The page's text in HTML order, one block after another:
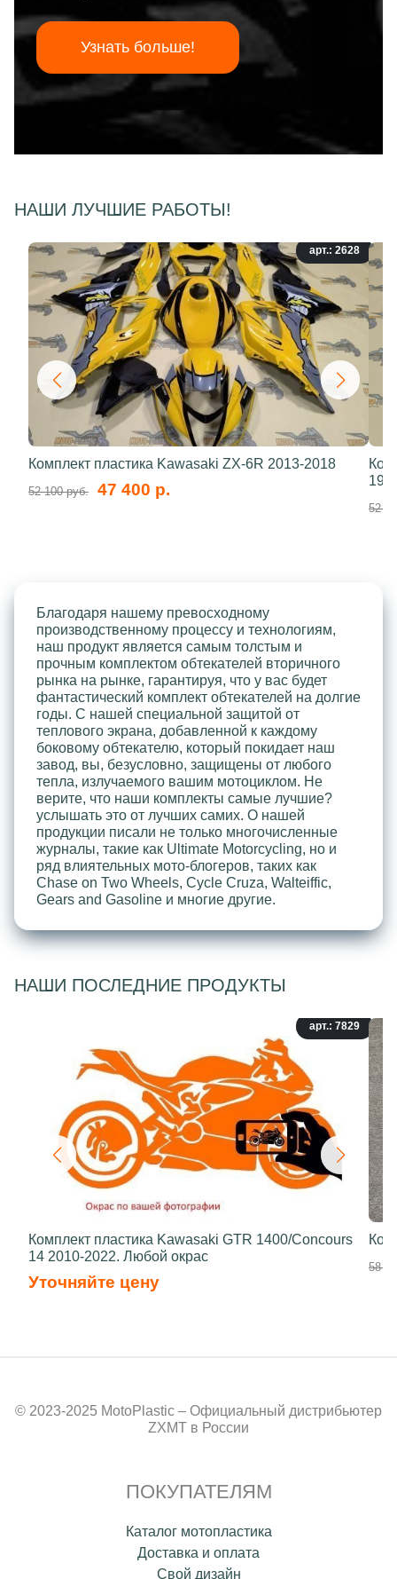
Узнать больше!
НАШИ ЛУЧШИЕ РАБОТЫ!
арт.: 2628
Комплект пластика Kawasaki ZX-6R 2013-2018
52 100 руб. 47 400 р.
52
Благодаря нашему превосходному
производственному процессу и технологиям,
наш продукт является самым толстым и
прочным комплектом обтекателей вторичного
рынка на рынке, гарантируя, что у вас будет
фантастический комплект обтекателей на долгие
годы. С нашей специальной защитой от
теплового экрана, добавленной к каждому
боковому обтекателю, который покидает наш
завод, вы, безусловно, защищены от любого
тепла, излучаемого вашим мотоциклом. Не
верите, что наши комплекты самые лучшие?
услышать это от лучших самих. О нашей
продукции писали не только многочисленные
журналы, такие как Ultimate Motorcycling, но и
ряд влиятельных мото-блогеров, таких как
Chase on Two Wheels, Cycle Cruza, Walteiffic,
Gears and Gasoline и многие другие.
НАШИ ПОСЛЕДНИЕ ПРОДУКТЫ
арт.: 7829
Комплект пластика Kawasaki GTR 1400/Concours
14 2010-2022. Любой окрас
Уточняйте цену
58
© 2023-2025 MotoPlastic – Официальный дистрибьютер
ZXMT в России
ПОКУПАТЕЛЯМ
Каталог мотопластика
Доставка и оплата
Свой дизайн